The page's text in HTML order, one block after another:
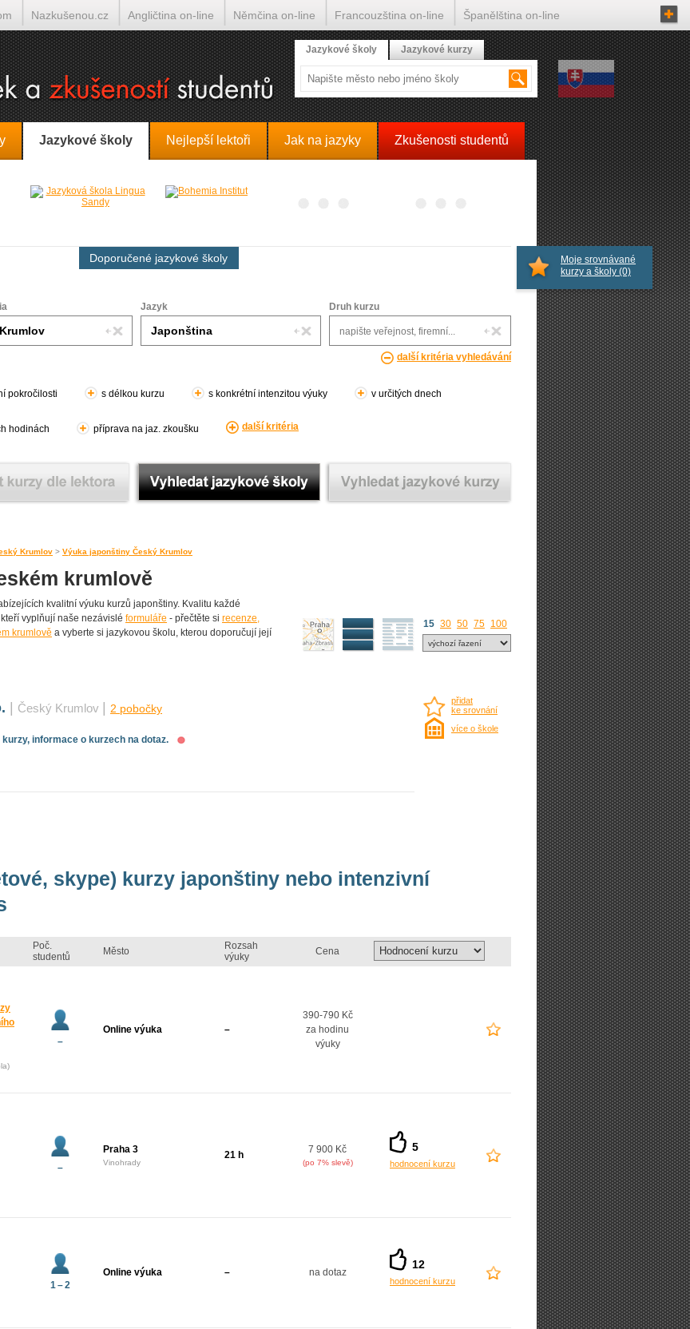
Jazykové školy Nejlepší lektoři Jak na jazyky Zkušenosti studentů
Doporučené jazykové školy
Jazyk Druh kurzu
další kritéria vyhledávání
pokročilosti s délkou kurzu s konkrétní intenzitou výuky v určitých dnech
hodinách příprava na jaz. zkoušku další kritéria
Krumlov > Výuka japonštiny Český Krumlov
krumlově
kvalitní výuku kurzů japonštiny. Kvalitu každé
vyplňují naše nezávislé formuláře - přečtěte si recenze,
krumlově a vyberte si jazykovou školu, kterou doporučují její
15 30 50 75 100
Český Krumlov 2 pobočky
informace o kurzech na dotaz.
přidat
ke srovnání
více o škole
skype) kurzy japonštiny nebo intenzivní
Poč.
studentů
Město
Rozsah
výuky
Cena
–
Online výuka –
390-790 Kč
za hodinu
výuky
–
Praha 3
Vinohrady
21 h 7 900 Kč
(po 7% slevě)
5
hodnocení kurzu
1 – 2
Online výuka – na dotaz
12
hodnocení kurzu
Moje srovnávané
kurzy a školy (0)
Jazykové školy Jazykové kurzy
Nazkušenou.cz Angličtina on-line Němčina on-line Francouzština on-line Španělština on-line